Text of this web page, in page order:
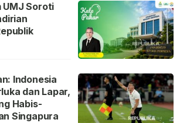
UMJ Soroti
Indonesia
dan Lapar,
Habis-
Singapura